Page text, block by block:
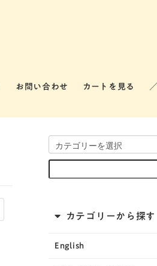
お問い合わせ カートを見る ／
カテゴリーから探す
English